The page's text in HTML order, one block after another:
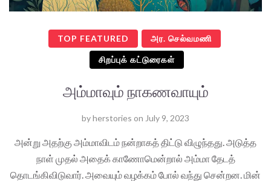
TOP FEATURED அர. செல்வமணி
சிறப்புக் கட்டுரைகள்
அம்மாவும் நாகணவாயும்
byherstories on July 9, 2023
அன்று அதற்கு அம்மாவிடம் நன்றாகத் திட்டு விழுந்தது. அடுத்த
நாள் முதல் அதைக் காணோமென்றால் அம்மா தேடத்
தொடங்கிவிடுவார். அவையும் வழக்கம் போல் வந்து சென்றன. மின்